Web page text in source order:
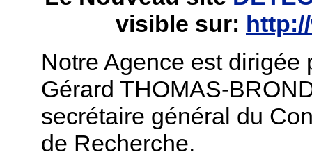
visible sur:
Notre Agence est dirigée
Gérard THOMAS-
secrétaire général du
de Recherche.